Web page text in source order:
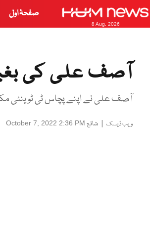
8 Aug, 2026
صفحۂ اول
آصف علی کی بغیر 50
آصف علی نے اپنے پچاس ٹی ٹوینٹی
ویب ڈیسک | شائع October 7, 2022 2:36 PM